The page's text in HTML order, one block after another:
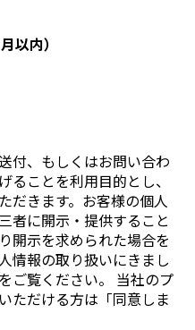
以内）
付、もしくはお問い合わ
ることを利用目的とし、
だきます。お客様の個人
者に開示・提供すること
開示を求められた場合を
情報の取り扱いにきまし
をご覧ください。 当社のプ
ただける方は「同意しま